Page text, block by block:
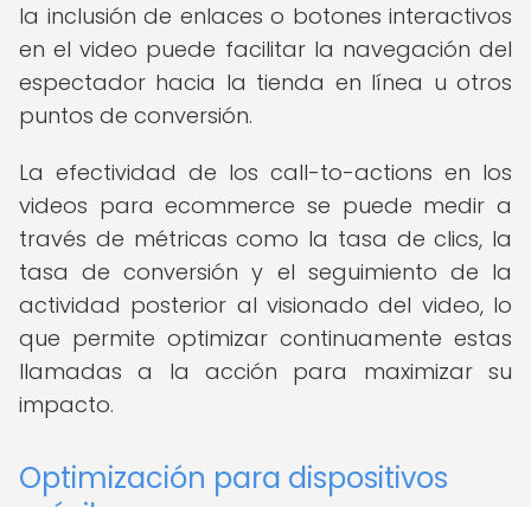
la inclusión de enlaces o botones interactivos
en el video puede facilitar la navegación del
espectador hacia la tienda en línea u otros
puntos de conversión.
La efectividad de los call-to-actions en los
videos para ecommerce se puede medir a
través de métricas como la tasa de clics, la
tasa de conversión y el seguimiento de la
actividad posterior al visionado del video, lo
que permite optimizar continuamente estas
llamadas a la acción para maximizar su
impacto.
Optimización para dispositivos